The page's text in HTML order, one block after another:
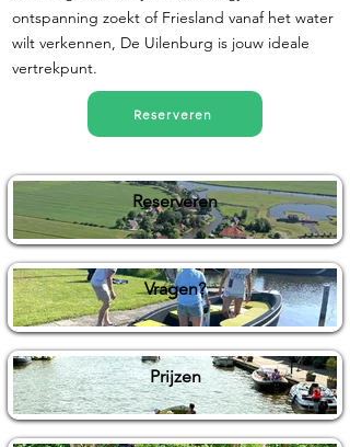
ontspanning zoekt of Friesland vanaf het water
wilt verkennen, De Uilenburg is jouw ideale
vertrekpunt.
Reserveren
Reserveren
Vragen?
Prijzen